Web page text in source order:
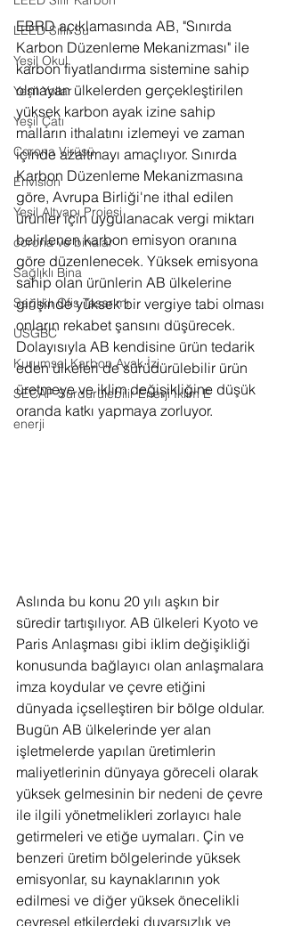
LEED Sıfır Su
Yeşil Okul
Yeşil Yollar
Yeşil Çatı
Corona Virüsü
Envision
Yeşil Altyapı Projesi
corona ve binalar
Sağlıklı Bina
Sağlıklı Ofis Tasarımı
USGBC
Kurumsal Karbon Ayak İzi
SECAP Sürdürülebilir Enerji İklim E
enerji
EBRD açıklamasında AB, "Sınırda
Karbon Düzenleme Mekanizması" ile
karbon fiyatlandırma sistemine sahip
olmayan ülkelerden gerçekleştirilen
yüksek karbon ayak izine sahip
malların ithalatını izlemeyi ve zaman
içinde azaltmayı amaçlıyor. Sınırda
Karbon Düzenleme Mekanizmasına
göre, Avrupa Birliği'ne ithal edilen
ürünler için uygulanacak vergi miktarı
belirlenen karbon emisyon oranına
göre düzenlenecek. Yüksek emisyona
sahip olan ürünlerin AB ülkelerine
girişinde yüksek bir vergiye tabi olması
onların rekabet şansını düşürecek.
Dolayısıyla AB kendisine ürün tedarik
eden ülkeleri de sürüdürülebilir ürün
üretmeye ve iklim değişikliğine düşük
oranda katkı yapmaya zorluyor.
Aslında bu konu 20 yılı aşkın bir
süredir tartışılıyor. AB ülkeleri Kyoto ve
Paris Anlaşması gibi iklim değişikliği
konusunda bağlayıcı olan anlaşmalara
imza koydular ve çevre etiğini
dünyada içselleştiren bir bölge oldular.
Bugün AB ülkelerinde yer alan
işletmelerde yapılan üretimlerin
maliyetlerinin dünyaya göreceli olarak
yüksek gelmesinin bir nedeni de çevre
ile ilgili yönetmelikleri zorlayıcı hale
getirmeleri ve etiğe uymaları. Çin ve
benzeri üretim bölgelerinde yüksek
emisyonlar, su kaynaklarının yok
edilmesi ve diğer yüksek önecelikli
çevresel etkilerdeki duyarsızlık ve